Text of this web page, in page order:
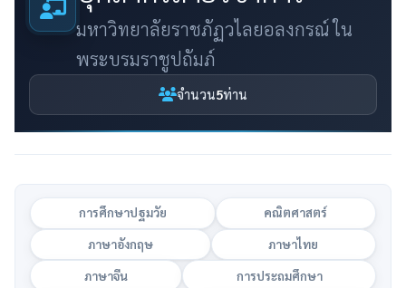
มหาวิทยาลัยราชภัฏวไลยอลงกรณ์ ใน
พระบรมราชูปถัมภ์
จำนวน5ท่าน
การศึกษาปฐมวัย คณิตศาสตร์
ภาษาอังกฤษ ภาษาไทย
ภาษาจีน การประถมศึกษา